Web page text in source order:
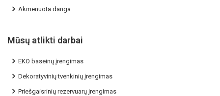
Akmenuota danga
Mūsų atlikti darbai
EKO baseinų įrengimas
Dekoratyvinių tvenkinių įrengimas
Priešgaisrinių rezervuarų įrengimas